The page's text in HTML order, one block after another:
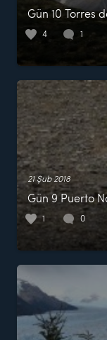
Gün 10 Torres
4 1
21 Şub 2018
Gün 9 Puerto
1 0